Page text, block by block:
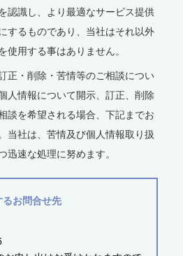
認識し、より最適なサービス提供
するものであり、当社はそれ以外
使用する事はありません。
正・削除・苦情等のご相談につい
人情報について開示、訂正、削除
談を希望される場合、下記までお
当社は、苦情及び個人情報取り扱
迅速な処理に努めます。
お問合せ先